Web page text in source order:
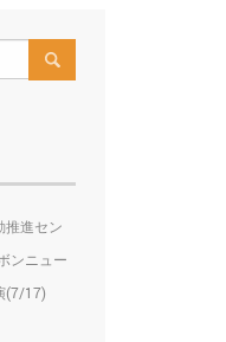
推進セン
ンニュー
(7/17)